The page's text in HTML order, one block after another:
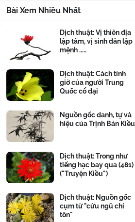
Bài Xem Nhiều Nhất
Dịch thuật: Vị thiên địa
lập tâm, vị sinh dân lập
mệnh .....
Dịch thuật: Cách tính
giờ của người Trung
Quốc cổ đại
Nguồn gốc danh, tự và
hiệu của Trịnh Bản Kiều
Dịch thuật: Trong như
tiếng hạc bay qua (481)
("Truyện Kiều")
Dịch thuật: Nguồn gốc
cụm từ "cửu ngũ chí
tôn"